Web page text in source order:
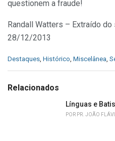
questionem a fraude!
Randall Watters – Extraído
28/12/2013
C
e
Destaques Histórico Miscelânea
Relacionados
Línguas e
POR PR. JOÃO